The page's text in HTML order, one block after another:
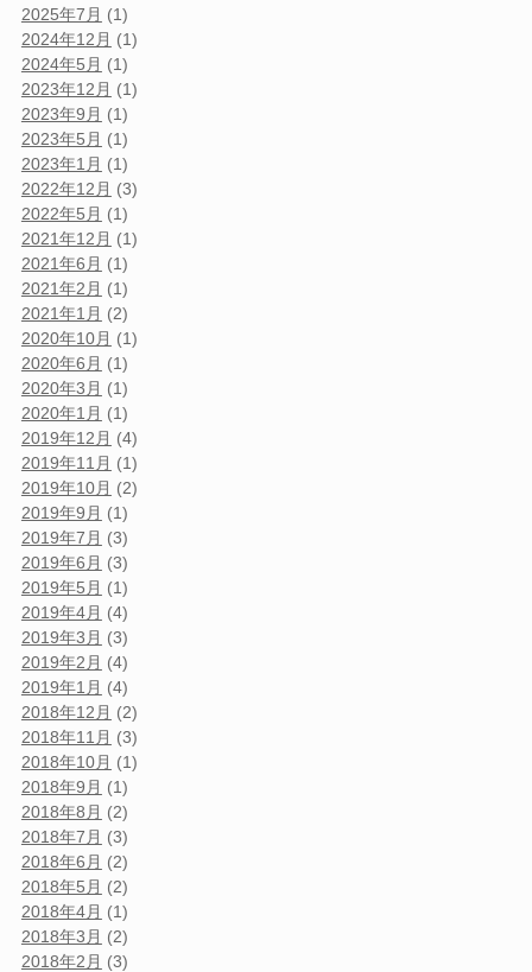
2025年7月 (1)
2024年12月 (1)
2024年5月 (1)
2023年12月 (1)
2023年9月 (1)
2023年5月 (1)
2023年1月 (1)
2022年12月 (3)
2022年5月 (1)
2021年12月 (1)
2021年6月 (1)
2021年2月 (1)
2021年1月 (2)
2020年10月 (1)
2020年6月 (1)
2020年3月 (1)
2020年1月 (1)
2019年12月 (4)
2019年11月 (1)
2019年10月 (2)
2019年9月 (1)
2019年7月 (3)
2019年6月 (3)
2019年5月 (1)
2019年4月 (4)
2019年3月 (3)
2019年2月 (4)
2019年1月 (4)
2018年12月 (2)
2018年11月 (3)
2018年10月 (1)
2018年9月 (1)
2018年8月 (2)
2018年7月 (3)
2018年6月 (2)
2018年5月 (2)
2018年4月 (1)
2018年3月 (2)
2018年2月 (3)